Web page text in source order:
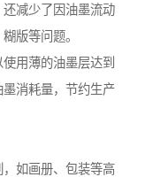
减少了因油墨流动
版等问题。
用薄的油墨层达到
消耗量，节约生产
如画册、包装等高